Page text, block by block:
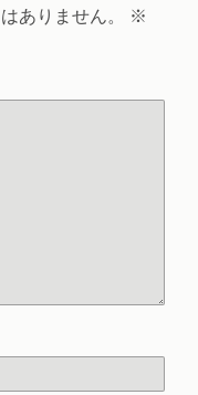
ありません。
※